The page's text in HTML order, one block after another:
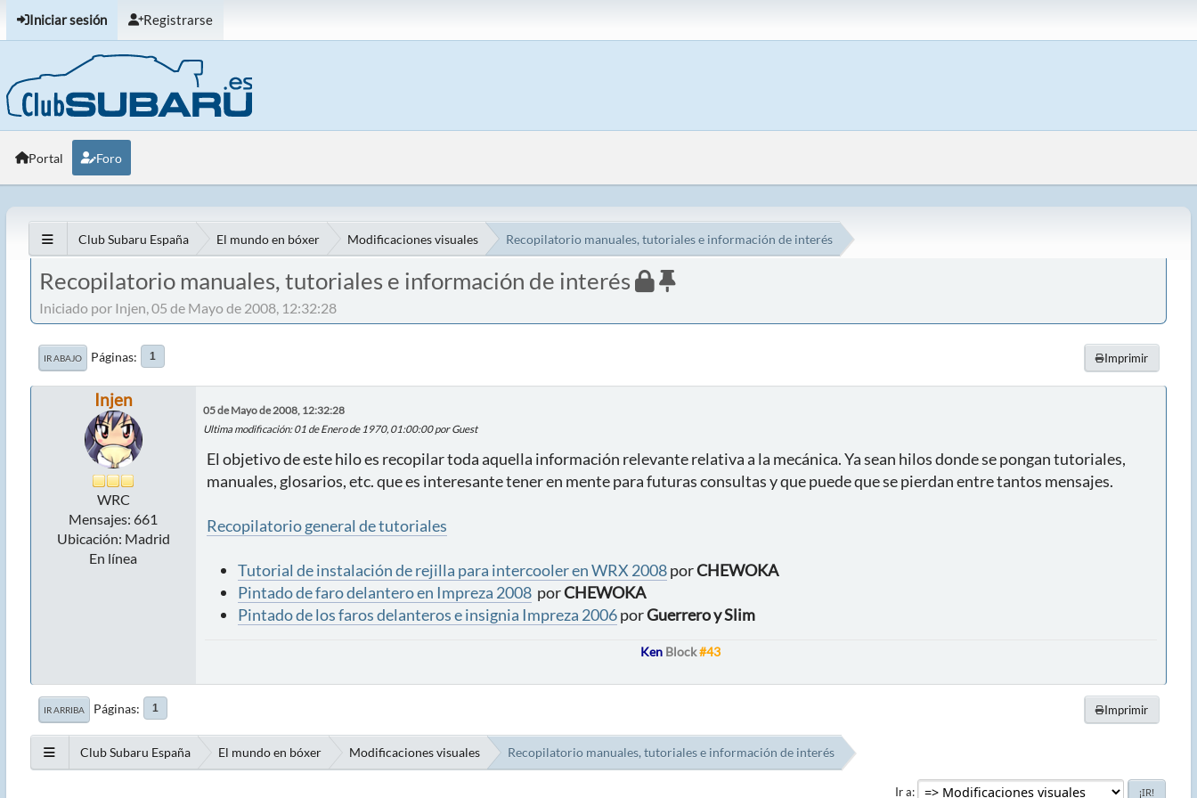
Iniciar sesión Registrarse
Portal Foro
Club Subaru España El mundo en bóxer Modificaciones visuales Recopilatorio manuales, tutoriales e información de interés
Recopilatorio manuales, tutoriales e información de interés
Iniciado por Injen, 05 de Mayo de 2008, 12:32:28
Imprimir
IR ABAJO Páginas 1
Injen
WRC
Mensajes: 661
Ubicación: Madrid
En línea
05 de Mayo de 2008, 12:32:28
Ultima modificación: 01 de Enero de 1970, 01:00:00 por Guest
El objetivo de este hilo es recopilar toda aquella información relevante relativa a la mecánica. Ya sean hilos donde se pongan tutoriales,
manuales, glosarios, etc. que es interesante tener en mente para futuras consultas y que puede que se pierdan entre tantos mensajes.
Recopilatorio general de tutoriales
Tutorial de instalación de rejilla para intercooler en WRX 2008porCHEWOKA
Pintado de faro delantero en Impreza 2008porCHEWOKA
Pintado de los faros delanteros e insignia Impreza 2006porGuerrero y Slim
Ken Block#43
Imprimir
IR ARRIBA Páginas 1
Club Subaru España El mundo en bóxer Modificaciones visuales Recopilatorio manuales, tutoriales e información de interés
Ir a